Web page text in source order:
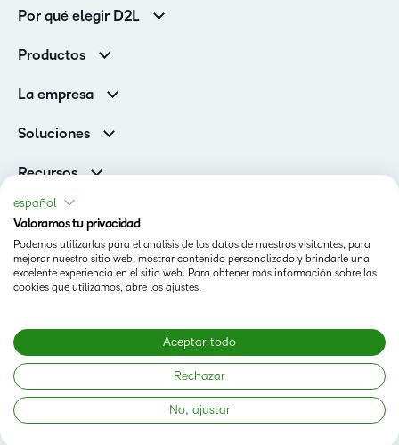
Por qué elegir D2L
Clientes corporativos
Productos
Servicios y asistencia
Asistencia
La empresa
Contactos y ubicaciones
Sala de Prensa
Soluciones
Educación superior
D2L para empresas
Organizaciones de capacitación
Servicios Para El Cuidado De La Salud
Recursos
Blog
eBooks y guías
Webinars
Eventos
Comunidad
Copyright © 2026 D2L Corporation. Todos los derechos
reservados.
Estado
Condiciones de Uso
español
Valoramos tu privacidad
Podemos utilizarlas para el análisis de los datos de nuestros visitantes, para
mejorar nuestro sitio web, mostrar contenido personalizado y brindarle una
excelente experiencia en el sitio web. Para obtener más información sobre las
cookies que utilizamos, abre los ajustes.
Aceptar todo
Rechazar
No, ajustar